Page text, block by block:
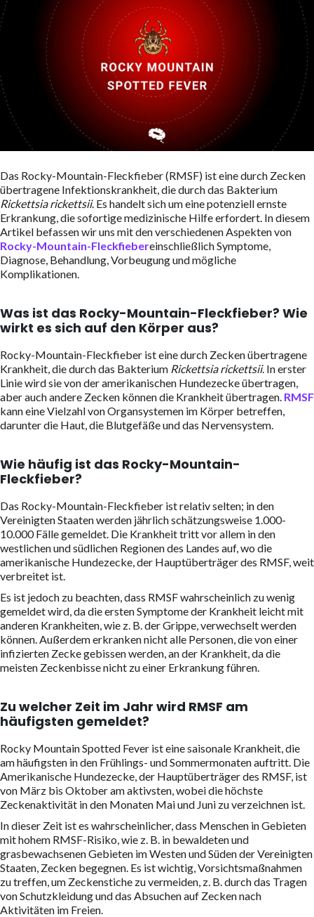
Das Rocky-Mountain-Fleckfieber (RMSF) ist eine durch Zecken
übertragene Infektionskrankheit, die durch das Bakterium
Rickettsia rickettsii. Es handelt sich um eine potenziell ernste
Erkrankung, die sofortige medizinische Hilfe erfordert. In diesem
Artikel befassen wir uns mit den verschiedenen Aspekten von
Rocky-Mountain-Fleckfiebereinschließlich Symptome,
Diagnose, Behandlung, Vorbeugung und mögliche
Komplikationen.
Was ist das Rocky-Mountain-Fleckfieber? Wie
wirkt es sich auf den Körper aus?
Rocky-Mountain-Fleckfieber ist eine durch Zecken übertragene
Krankheit, die durch das Bakterium Rickettsia rickettsii. In erster
Linie wird sie von der amerikanischen Hundezecke übertragen,
aber auch andere Zecken können die Krankheit übertragen. RMSF
kann eine Vielzahl von Organsystemen im Körper betreffen,
darunter die Haut, die Blutgefäße und das Nervensystem.
Wie häufig ist das Rocky-Mountain-
Fleckfieber?
Das Rocky-Mountain-Fleckfieber ist relativ selten; in den
Vereinigten Staaten werden jährlich schätzungsweise 1.000-
10.000 Fälle gemeldet. Die Krankheit tritt vor allem in den
westlichen und südlichen Regionen des Landes auf, wo die
amerikanische Hundezecke, der Hauptüberträger des RMSF, weit
verbreitet ist.
Es ist jedoch zu beachten, dass RMSF wahrscheinlich zu wenig
gemeldet wird, da die ersten Symptome der Krankheit leicht mit
anderen Krankheiten, wie z. B. der Grippe, verwechselt werden
können. Außerdem erkranken nicht alle Personen, die von einer
infizierten Zecke gebissen werden, an der Krankheit, da die
meisten Zeckenbisse nicht zu einer Erkrankung führen.
Zu welcher Zeit im Jahr wird RMSF am
häufigsten gemeldet?
Rocky Mountain Spotted Fever ist eine saisonale Krankheit, die
am häufigsten in den Frühlings- und Sommermonaten auftritt. Die
Amerikanische Hundezecke, der Hauptüberträger des RMSF, ist
von März bis Oktober am aktivsten, wobei die höchste
Zeckenaktivität in den Monaten Mai und Juni zu verzeichnen ist.
In dieser Zeit ist es wahrscheinlicher, dass Menschen in Gebieten
mit hohem RMSF-Risiko, wie z. B. in bewaldeten und
grasbewachsenen Gebieten im Westen und Süden der Vereinigten
Staaten, Zecken begegnen. Es ist wichtig, Vorsichtsmaßnahmen
zu treffen, um Zeckenstiche zu vermeiden, z. B. durch das Tragen
von Schutzkleidung und das Absuchen auf Zecken nach
Aktivitäten im Freien.